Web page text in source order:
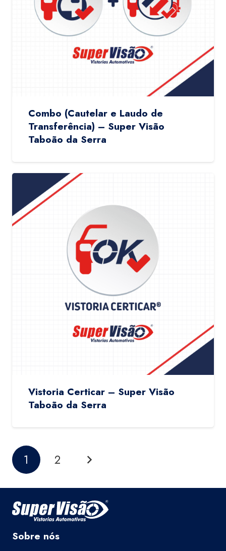
Combo (Cautelar e Laudo de
Transferência) – Super Visão
Taboão da Serra
Vistoria Certicar – Super Visão
Taboão da Serra
1 2
Sobre nós